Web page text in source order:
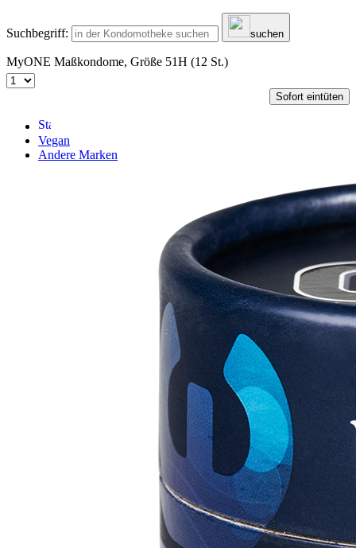
Suchbegriff: suchen
MyONE Maßkondome, Größe 51H (12 St.)
Sofort eintüten
Vegan
Andere Marken